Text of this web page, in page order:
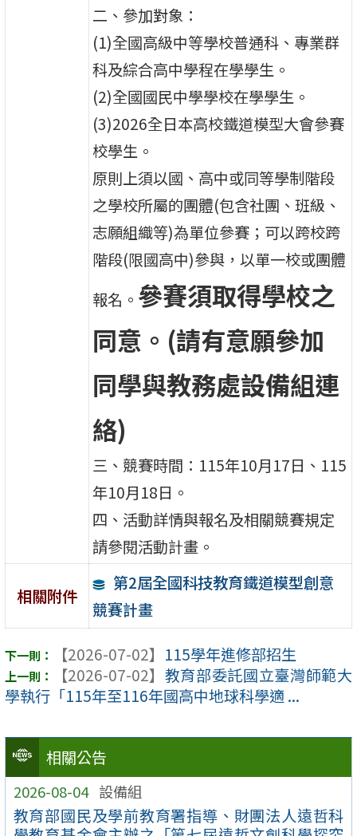
相關公告
2026-08-04 設備組
教育部國民及學前教育署指導、財團法人遠哲科
二、參加對象：
(1)全國高級中等學校普通科、專業群
科及綜合高中學程在學學生。
(2)全國國民中學學校在學學生。
(3)2026全日本高校鐵道模型大會參賽
校學生。
原則上須以國、高中或同等學制階段
之學校所屬的團體(包含社團、班級、
志願組織等)為單位參賽；可以跨校跨
階段(限國高中)參與，以單一校或團體
報名。 參賽須取得學校之
同意。(請有意願參加
同學與教務處設備組連
絡)
三、競賽時間：115年10月17日、115
年10月18日。
四、活動詳情與報名及相關競賽規定
請參閱活動計畫。
相關附件
第2屆全國科技教育鐵道模型創意
競賽計畫
【2026-07-02】 115學年進修部招生
【2026-07-02】 教育部委託國立臺灣師範大
學執行「115年至116年國高中地球科學適 ...